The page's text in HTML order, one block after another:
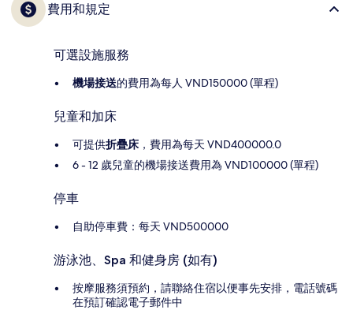
費用和規定
可選設施服務
機場接送的費用為每人 VND150000 (單程)
兒童和加床
可提供折疊床 ，費用為每天 VND400000.0
6 - 12 歲兒童的機場接送費用為 VND100000 (單程)
停車
自助停車費：每天 VND500000
游泳池、Spa 和健身房 (如有)
按摩服務須預約，請聯絡住宿以便事先安排，電話號碼
在預訂確認電子郵件中